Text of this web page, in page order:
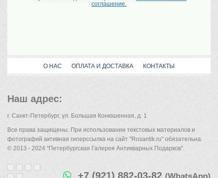
соглашение.
О НАС ОПЛАТА И ДОСТАВКА КОНТАКТЫ
Наш адрес:
г. Санкт-Петербург, ул. Большая Конюшенная, д. 1
Все права защищены. При использовании текстовых материалов и
фотографий активная гиперссылка на сайт "Rosantik.ru" обязательна.
© 2013 - 2024 "Петербургская Галерея Антикварных Подарков".
+7 (921) 882-03-82